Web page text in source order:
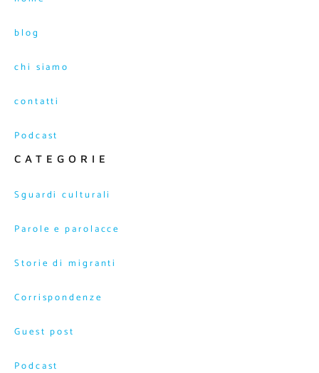
blog
chi siamo
contatti
Podcast
CATEGORIE
Sguardi culturali
Parole e parolacce
Storie di migranti
Corrispondenze
Guest post
Podcast